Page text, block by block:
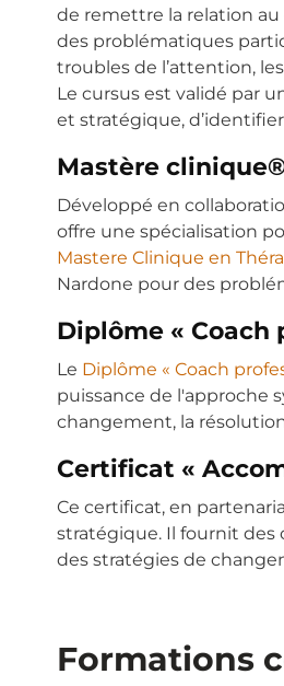
de remettre la relation
des problématiques
troubles de l’attention,
Le cursus est validé par
et stratégique,
Mastère
Développé en
offre une spécialisation
Mastere Clinique en
Nardone pour des
Diplôme « Coach
Le Diplôme « Coach
puissance de l'approche
changement, la
Certificat «
Ce certificat, en
stratégique. Il fournit des
des stratégies de
Formations